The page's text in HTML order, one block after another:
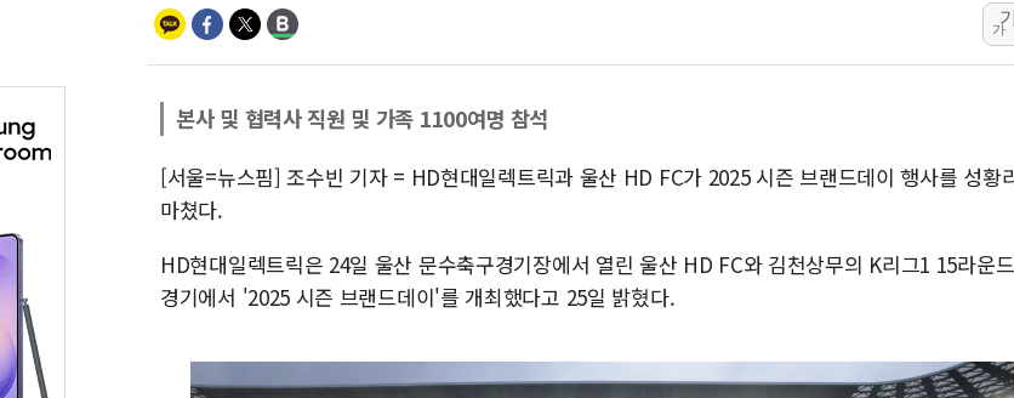
장동혁 "규제
[속보] 종합특
AI에 승부 건
日, 4~6월
오렌지플래닛
경찰, '300억
가
본사 및 협력사 직원 및 가족 1100여명 참석
[서울=뉴스핌] 조수빈 기자 = HD현대일렉트릭과 울산 HD FC가 2025 시즌 브랜드데이 행사를 성황
마쳤다.
HD현대일렉트릭은 24일 울산 문수축구경기장에서 열린 울산 HD FC와 김천상무의 K리그1 15라운
경기에서 '2025 시즌 브랜드데이'를 개최했다고 25일 밝혔다.